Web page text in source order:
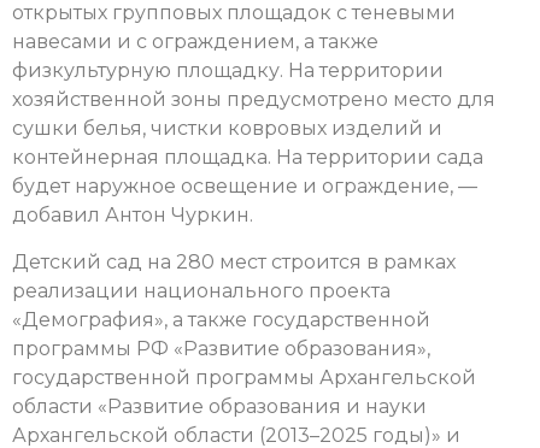
открытых групповых площадок с теневыми
навесами и с ограждением, а также
физкультурную площадку. На территории
хозяйственной зоны предусмотрено место для
сушки белья, чистки ковровых изделий и
контейнерная площадка. На территории сада
будет наружное освещение и ограждение, —
добавил Антон Чуркин.
Детский сад на 280 мест строится в рамках
реализации национального проекта
«Демография», а также государственной
программы РФ «Развитие образования»,
государственной программы Архангельской
области «Развитие образования и науки
Архангельской области (2013–2025 годы)» и